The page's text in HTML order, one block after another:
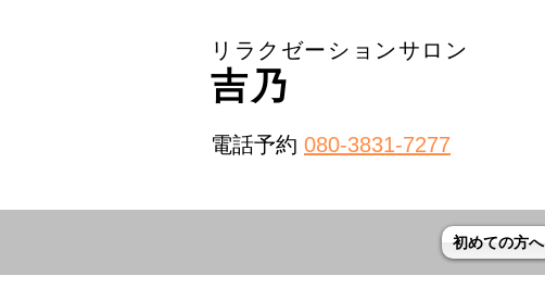
リラクゼーションサロン
吉乃
電話予約 080-3831-7277
初めての方へ